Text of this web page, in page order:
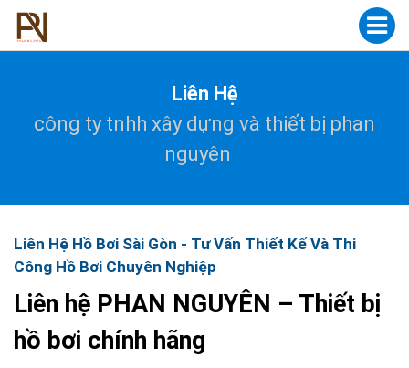
Liên Hệ
công ty tnhh xây dựng và thiết bị phan
nguyên
Liên Hệ Hồ Bơi Sài Gòn - Tư Vấn Thiết Kế Và Thi
Công Hồ Bơi Chuyên Nghiệp
Liên hệ PHAN NGUYÊN – Thiết bị
hồ bơi chính hãng